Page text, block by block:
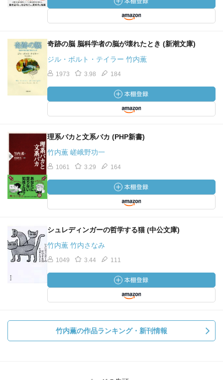
奇跡の脳 脳科学者の脳が壊れたとき (新潮文庫)
ジル・ボルト・テイラー 竹内薫
1973 3.98 184
理系バカと文系バカ (PHP新書)
竹内薫 嵯峨野功一
1061 3.29 164
シュレディンガーの哲学する猫 (中公文庫)
竹内薫 竹内さなみ
1049 3.44 111
竹内薫の作品ランキング・新刊情報